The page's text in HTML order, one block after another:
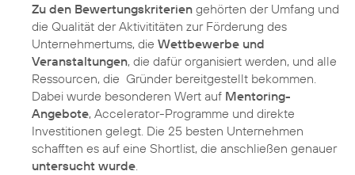
Zu den Bewertungskriterien gehörten der Umfang und
die Qualität der Aktivititäten zur Förderung des
Unternehmertums, die Wettbewerbe und
Veranstaltungen, die dafür organisiert werden, und alle
Ressourcen, die Gründer bereitgestellt bekommen.
Dabei wurde besonderen Wert auf Mentoring-
Angebote, Accelerator-Programme und direkte
Investitionen gelegt. Die 25 besten Unternehmen
schafften es auf eine Shortlist, die anschließen genauer
untersucht wurde.